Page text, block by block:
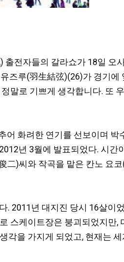
전자들의 갈라쇼가 18일 오
즈루(羽生結弦)(26)가 경기에
말로 기쁘게 생각합니다. 또
어 화려한 연기를 선보이며 박
년 3월에 발표되었다. 시간
二)씨와 작곡을 맡은 칸노 요
. 2011년 대지진 당시 16살이
스케이트장은 붕괴되었지만,
각을 가지게 되었고, 현재는